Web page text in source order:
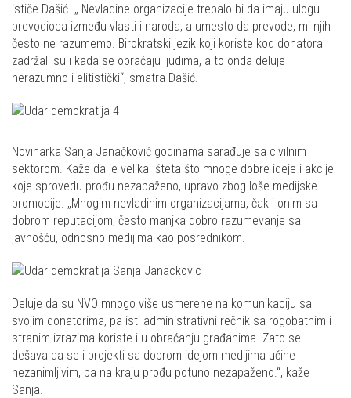
ističe Dašić. „ Nevladine organizacije trebalo bi da imaju ulogu
prevodioca između vlasti i naroda, a umesto da prevode, mi njih
često ne razumemo. Birokratski jezik koji koriste kod donatora
zadržali su i kada se obraćaju ljudima, a to onda deluje
nerazumno i elitistički“, smatra Dašić.
Novinarka Sanja Janačković godinama sarađuje sa civilnim
sektorom. Kaže da je velika šteta što mnoge dobre ideje i akcije
koje sprovedu prođu nezapaženo, upravo zbog loše medijske
promocije. „Mnogim nevladinim organizacijama, čak i onim sa
dobrom reputacijom, često manjka dobro razumevanje sa
javnošću, odnosno medijima kao posrednikom.
Deluje da su NVO mnogo više usmerene na komunikaciju sa
svojim donatorima, pa isti administrativni rečnik sa rogobatnim i
stranim izrazima koriste i u obraćanju građanima. Zato se
dešava da se i projekti sa dobrom idejom medijima učine
nezanimljivim, pa na kraju prođu potuno nezapaženo.“, kaže
Sanja.